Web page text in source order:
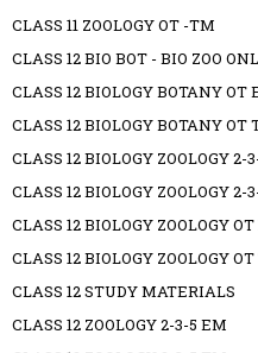
CLASS 11 ZOOLOGY OT -TM
CLASS 12 BIO BOT - BIO ZOO
CLASS 12 BIOLOGY BOTANY OT
CLASS 12 BIOLOGY BOTANY OT
CLASS 12 BIOLOGY ZOOLOGY 2-
CLASS 12 BIOLOGY ZOOLOGY 2-
CLASS 12 BIOLOGY ZOOLOGY
CLASS 12 BIOLOGY ZOOLOGY
CLASS 12 STUDY MATERIALS
CLASS 12 ZOOLOGY 2-3-5 EM